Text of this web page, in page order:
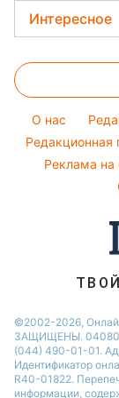
Максим
Виталий
София Ротару
Уборка
Легкие
Новости
Новости
Новости
Новости
Новости
Новости
Новости
Новости
Прогноз
Магнитные
Погода на
Погода на
Пылевая
Интересное
Тесты по
Народные
Все о шоу-
O нас
Редакционная
Реклама на
©2002-2026,
ЗАЩИЩЕНЫ. 04080,
(044) 490-01-01.
Идентификатор
R40-01822.
информации,